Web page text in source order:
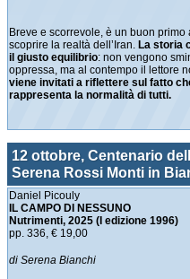
Breve e scorrevole, è un buon
scoprire la realtà dell’Iran. La storia
il giusto equilibrio: non vengono
oppressa, ma al contempo il lettore
viene invitati a riflettere sul fatto
rappresenta la normalità di tutti.
12 ottobre, Centenario
Serena Rossi Monti in
Daniel Picouly
IL CAMPO DI NESSUNO
Nutrimenti, 2025 (I edizione 1996)
pp. 336, € 19,00
di Serena Bianchi